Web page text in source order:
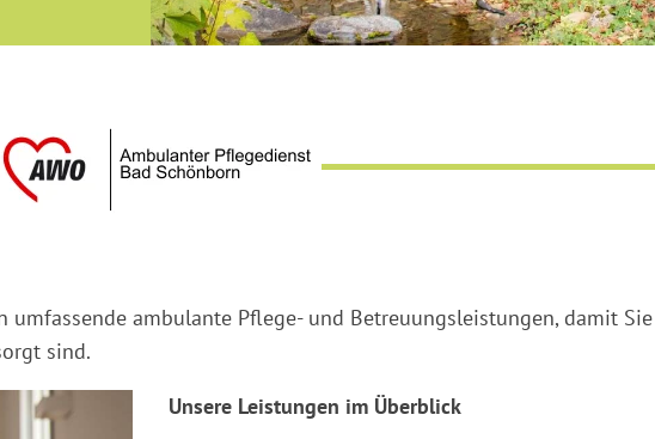
ambulante Pflege- und Betreuungsleistungen, damit
sind.
Unsere Leistungen im Überblick